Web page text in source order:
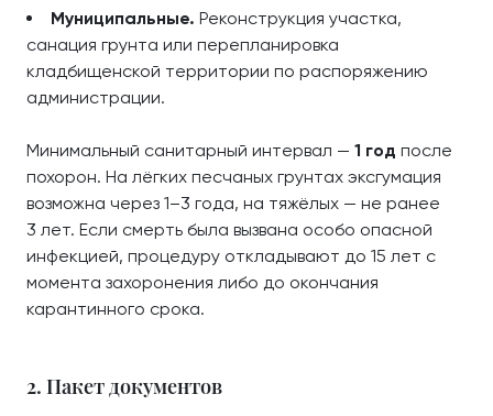
Муниципальные. Реконструкция участка,
санация грунта или перепланировка
кладбищенской территории по распоряжению
администрации.
Минимальный санитарный интервал — 1 год после
похорон. На лёгких песчаных грунтах эксгумация
возможна через 1–3 года, на тяжёлых — не ранее
3 лет. Если смерть была вызвана особо опасной
инфекцией, процедуру откладывают до 15 лет с
момента захоронения либо до окончания
карантинного срока.
2. Пакет документов